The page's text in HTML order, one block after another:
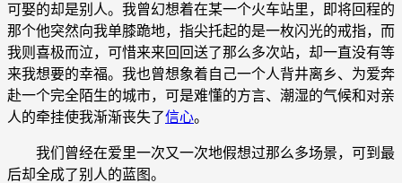
可娶的却是别人。我曾幻想着在某一个火车站里，即将回程的
那个他突然向我单膝跪地，指尖托起的是一枚闪光的戒指，而
我则喜极而泣，可惜来来回回送了那么多次站，却一直没有等
来我想要的幸福。我也曾想象着自己一个人背井离乡、为爱奔
赴一个完全陌生的城市，可是难懂的方言、潮湿的气候和对亲
人的牵挂使我渐渐丧失了信心。
我们曾经在爱里一次又一次地假想过那么多场景，可到最
后却全成了别人的蓝图。